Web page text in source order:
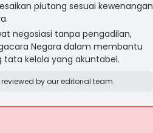
piutang sesuai kewenangan
negosiasi tanpa pengadilan,
Negara dalam membantu
tata kelola yang akuntabel.
by our editorial team.